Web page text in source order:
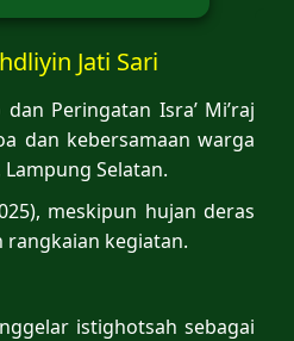
Jati Sari
Peringatan Isra’ Mi’raj
dan kebersamaan warga
Lampung Selatan.
meskipun hujan deras
kegiatan.
istighotsah sebagai